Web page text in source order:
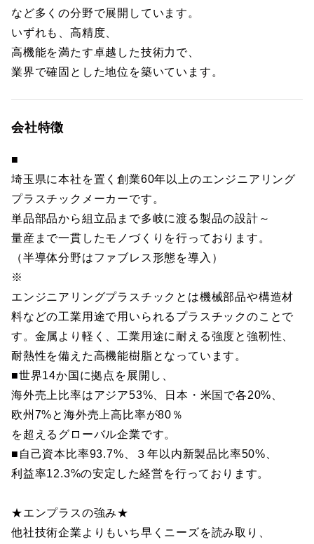
など多くの分野で展開しています。
いずれも、高精度、
高機能を満たす卓越した技術力で、
業界で確固とした地位を築いています。
会社特徴
■
埼玉県に本社を置く創業60年以上のエンジニアリング
プラスチックメーカーです。
単品部品から組立品まで多岐に渡る製品の設計～
量産まで一貫したモノづくりを行っております。
（半導体分野はファブレス形態を導入）
※
エンジニアリングプラスチックとは機械部品や構造材
料などの工業用途で用いられるプラスチックのことで
す。金属より軽く、工業用途に耐える強度と強靭性、
耐熱性を備えた高機能樹脂となっています。
■世界14か国に拠点を展開し、
海外売上比率はアジア53%、日本・米国で各20%、
欧州7%と海外売上高比率が80％
を超えるグローバル企業です。
■自己資本比率93.7%、３年以内新製品比率50%、
利益率12.3%の安定した経営を行っております。
★エンプラスの強み★
他社技術企業よりもいち早くニーズを読み取り、